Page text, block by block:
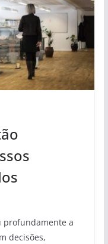
profundamente a
decisões,